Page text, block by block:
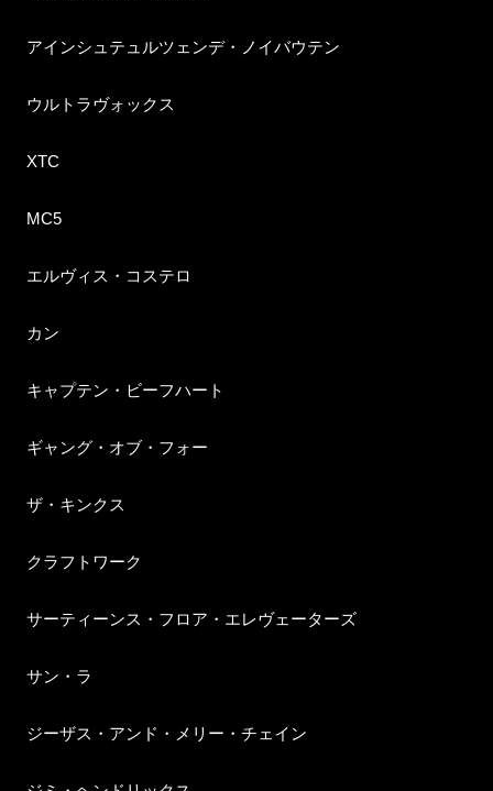
アインシュテュルツェンデ・ノイバウテン
ウルトラヴォックス
XTC
MC5
エルヴィス・コステロ
カン
キャプテン・ビーフハート
ギャング・オブ・フォー
ザ・キンクス
クラフトワーク
サーティーンス・フロア・エレヴェーターズ
サン・ラ
ジーザス・アンド・メリー・チェイン